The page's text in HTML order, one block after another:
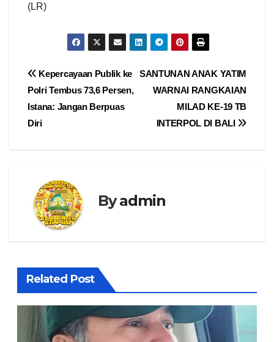
(LR)
Navigasi
pos
SANTUNAN ANAK YATIM
WARNAI RANGKAIAN
MILAD KE-19 TB
INTERPOL DI BALI
Kepercayaan Publik ke
Polri Tembus 73,6 Persen,
Istana: Jangan Berpuas
Diri
Byadmin
Related Post